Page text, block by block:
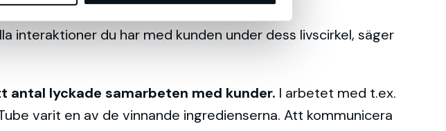
interaktioner du har med kunden under dess livscirkel, säger
antal lyckade samarbeten med kunder. I arbetet med t.ex.
varit en av de vinnande ingredienserna. Att kommunicera